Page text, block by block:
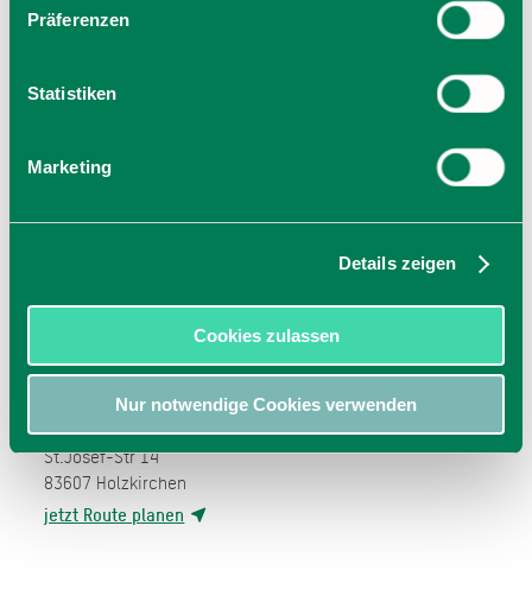
Präferenzen
Statistiken
Marketing
Details zeigen
Cookies zulassen
Nur notwendige Cookies verwenden
St. Josef Kirche
St.Josef-Str 14
83607 Holzkirchen
jetzt Route planen